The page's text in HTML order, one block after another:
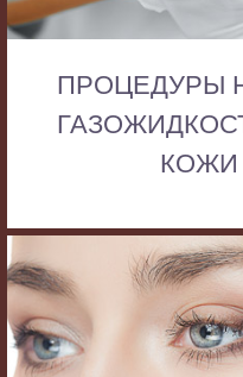
ПРОЦЕДУРЫ
КОЖИ